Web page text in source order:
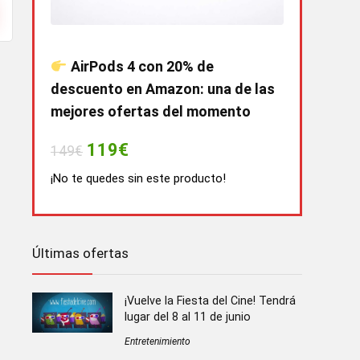
AirPods 4 con 20% de
descuento en Amazon: una de las
mejores ofertas del momento
149€ 119€
¡No te quedes sin este producto!
Últimas ofertas
¡Vuelve la Fiesta del Cine! Tendrá
lugar del 8 al 11 de junio
Entretenimiento